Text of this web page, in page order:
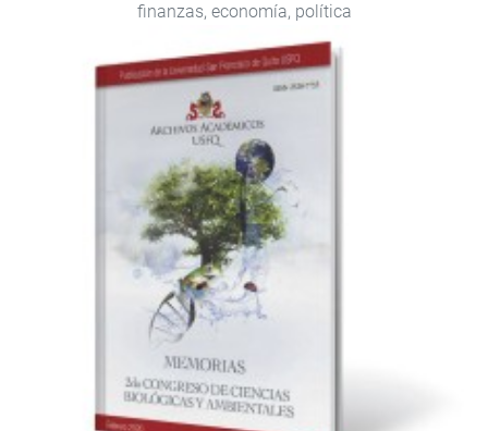
finanzas, economía, política